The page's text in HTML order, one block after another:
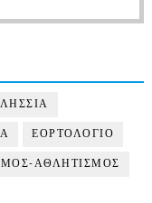
ΕΟΡΤΟΛΟΓΙΟ
ΑΘΛΗΤΙΣΜΟΣ